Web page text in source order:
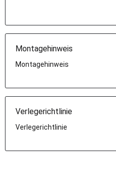
Montagehinweis
Montagehinweis
Verlegerichtlinie
Verlegerichtlinie